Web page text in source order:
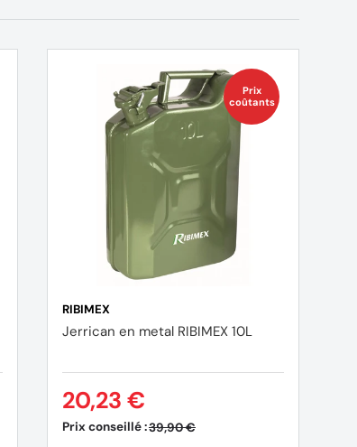
Prix
coûtants
RIBIMEX
Jerrican en metal RIBIMEX 10L
Prix conseillé :39,90 €
20,23 €